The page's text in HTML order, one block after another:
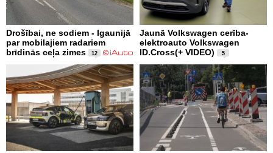
Drošībai, ne sodiem - Igaunijā
par mobilajiem radariem
brīdinās ceļa zimes
12
Jaunā Volkswagen cerība-
elektroauto Volkswagen
ID.Cross(+ VIDEO)
5